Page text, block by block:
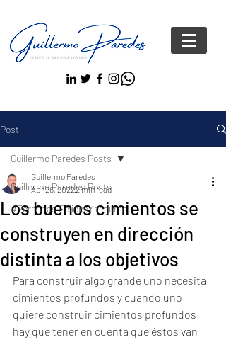
Post
Guillermo Paredes Posts
#Personas FelicesYseguras
Guillermo Paredes Posts
Los buenos cimientos se
construyen en dirección
distinta a los objetivos
Guillermo Paredes
Apr 26, 20222 min read
Para construir algo grande uno necesita
cimientos profundos y cuando uno
quiere construir cimientos profundos
hay que tener en cuenta que éstos van